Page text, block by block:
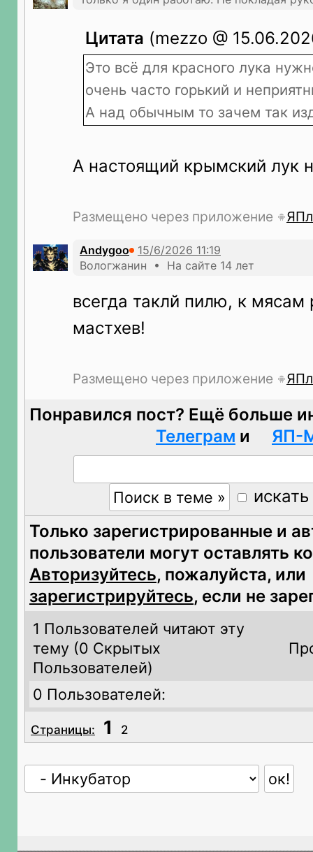
Цитата (mezzo @
Это всё для красного лука
очень часто горький и
А над обычным то зачем так
А настоящий крымский лук
Размещено через приложение
Andygoo
Вологжанин • На сайте 14 лет
всегда таклй пилю, к
мастхев!
Размещено через приложение
Понравился пост? Ещё больше
Телеграм и ЯП-
Только зарегистрированные и
пользователи могут оставлять
Авторизуйтесь, пожалуйста, или
зарегистрируйтесь, если не
1 Пользователей читают эту
тему (0 Скрытых
Пользователей)
0 Пользователей:
Страницы: 1 2